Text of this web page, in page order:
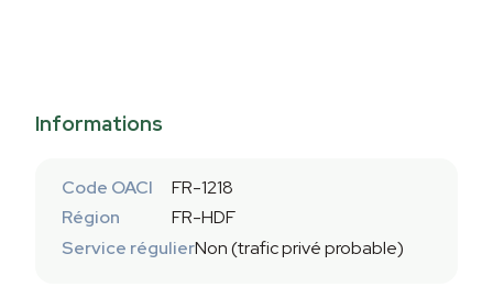
Informations
Code OACI
FR-1218
Région
FR-HDF
Service régulierNon (trafic privé probable)